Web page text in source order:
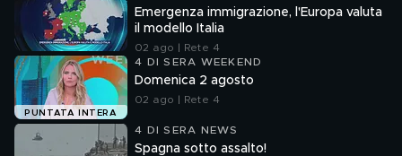
Emergenza immigrazione, l'Europa valuta
il modello Italia
02 ago | Rete 4
PUNTATA INTERA
4 DI SERA WEEKEND
Domenica 2 agosto
02 ago | Rete 4
4 DI SERA NEWS
Spagna sotto assalto!